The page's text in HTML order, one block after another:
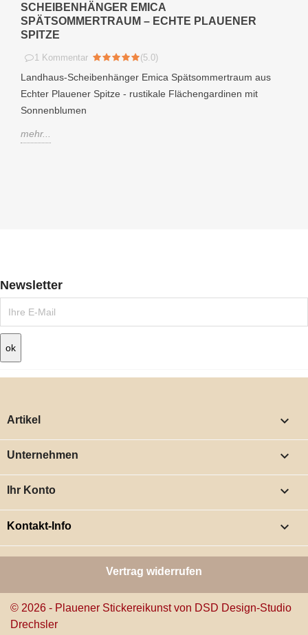
SCHEIBENHÄNGER EMICA
SPÄTSOMMERTRAUM – ECHTE PLAUENER
SPITZE
1 Kommentar (5.0)
Landhaus-Scheibenhänger Emica Spätsommertraum aus
Echter Plauener Spitze - rustikale Flächengardinen mit
Sonnenblumen
mehr...
Newsletter
Artikel 
Unternehmen 
Ihr Konto 
Kontakt-Info keyboard_arrow_down
Vertrag widerrufen
© 2026 - Plauener Stickereikunst von DSD Design-Studio
Drechsler